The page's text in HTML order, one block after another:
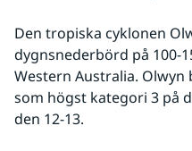
Den tropiska cyklonen
dygnsnederbörd på 100-
Western Australia. Olwyn
som högst kategori 3 på
den 12-13.